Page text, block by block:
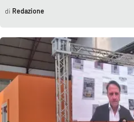
Redazione